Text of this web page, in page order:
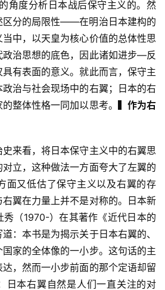
度分析日本战后保守主义的。然
区分的局限性——在明治日本建构的
中，以天皇为核心价值的总体性思
治思想的底色，因此诸如进步—反
有表面的意义。就此而言，保守主
治与社会现场中的右翼；日本的右
整体性格一同加以思考。
▍作为右
看，将日本保守主义中的右翼思
立，这种做法一方面夸大了左翼的
面又低估了保守主义以及右翼的存
翼在力量上并不是对称的。日本新
秀（1970-）在其著作《近代日本的
：本书是为揭示关于日本右翼的、
家的全体像的一小步。这句话的主
，然而一小步前面的那个定语却留
日本右翼自然是人们一直关注的对